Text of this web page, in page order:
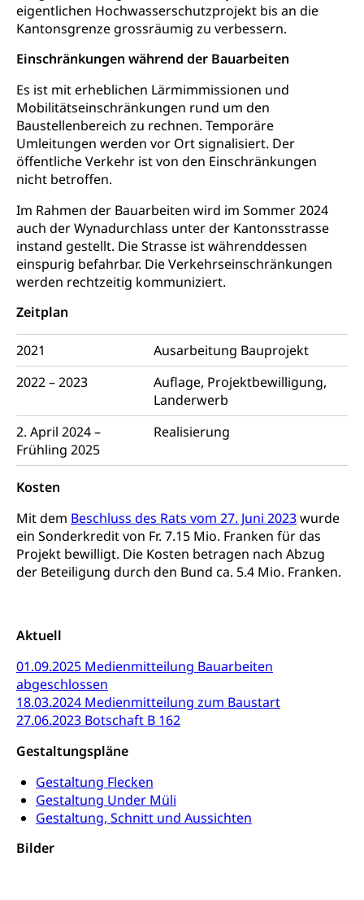
eigentlichen Hochwasserschutzprojekt bis an die
Kantonsgrenze grossräumig zu verbessern.
Einschränkungen während der Bauarbeiten
Es ist mit erheblichen Lärmimmissionen und
Mobilitätseinschränkungen rund um den
Baustellenbereich zu rechnen. Temporäre
Umleitungen werden vor Ort signalisiert. Der
öffentliche Verkehr ist von den Einschränkungen
nicht betroffen.
Im Rahmen der Bauarbeiten wird im Sommer 2024
auch der Wynadurchlass unter der Kantonsstrasse
instand gestellt. Die Strasse ist währenddessen
einspurig befahrbar. Die Verkehrseinschränkungen
werden rechtzeitig kommuniziert.
Zeitplan
2021
Ausarbeitung Bauprojekt
2022 – 2023
Auflage, Projektbewilligung,
Landerwerb
2. April 2024 –
Frühling 2025
Realisierung
Kosten
Mit dem Beschluss des Rats vom 27. Juni 2023wurde
ein Sonderkredit von Fr. 7.15 Mio. Franken für das
Projekt bewilligt. Die Kosten betragen nach Abzug
der Beteiligung durch den Bund ca. 5.4 Mio. Franken.
Aktuell
01.09.2025 Medienmitteilung Bauarbeiten
abgeschlossen
18.03.2024 Medienmitteilung zum Baustart
27.06.2023 Botschaft B 162
Gestaltungspläne
Gestaltung Flecken
Gestaltung Under Müli
Gestaltung, Schnitt und Aussichten
Bilder
Gewerbesteuer, Vergnügungssteuer,
Reklameplakatsteuer, Verkehrssteuer,
Kapitalsteuer
Steuern (Dienststelle)
Ombudsstellen
Vermittler, Vermittlungsstelle, Schlichtungsstelle,
Vermittlung, Schlichtung, Mediation
Umgang mit Beschwerden (Volksschulen)
Beschwerde Strassenverkehrsamt
Beschwerdestelle Spitäler
Schlichtungsstelle SEG
Rassismus
Diskriminierung, Fremdenfeindlichkeit,
Gleichberechtigung
Anlaufstelle Schutz vor Diskriminierung
(fabia)
Strafregister und Strafverfahren
Strafrecht, Strafrechtspflege, Gerichtsverfahren,
Kriminalität
Strafverfahren Staatsanwaltschaft
Strafregisterauszug bestellen (EJPD)
Vormundschaft
Vormund, Amtsvormund, Mündel,
Vormundschaftsbehörde, Kindesschutz,
Kindes- und Erwachsenenschutz KESB
Kindes- und Erwachsenenschutzbehörden im
Abfall
Abfallentsorgung, Kehrichtabfuhr, Müllabfuhr
Abfall und Entsorgung
Boden, Natur und Landschaft
Wald)
Natur- und Lanschaftsschutz (GEO-Portal
rawi)
Chemie und Gifte
Giftabfälle, Giftmüll, Schadstoffe, Giftstoffe, Störfall
Sonderabfälle und Gifte (Umweltberatung
Eigentum
Liegenschaft, Immobilie, Grundstück
ÖREB-Kataster
Grundeigentümerabfrage
Energie
Strom, Energieversorgung, Stromversorgung,
Energieverbrauch, Stromverbrauch, Energiequelle,
Windenergie, Wasserkraft, Sonnenenergie, fossile
Energie, erneuerbare Energie, Biomasse